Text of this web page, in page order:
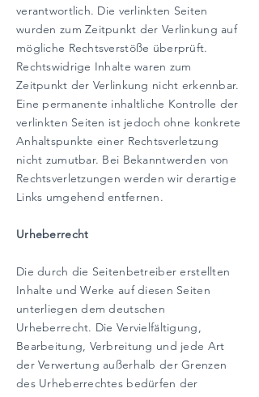
verantwortlich. Die verlinkten Seiten
wurden zum Zeitpunkt der Verlinkung auf
mögliche Rechtsverstöße überprüft.
Rechtswidrige Inhalte waren zum
Zeitpunkt der Verlinkung nicht erkennbar.
Eine permanente inhaltliche Kontrolle der
verlinkten Seiten ist jedoch ohne konkrete
Anhaltspunkte einer Rechtsverletzung
nicht zumutbar. Bei Bekanntwerden von
Rechtsverletzungen werden wir derartige
Links umgehend entfernen.
Urheberrecht
Die durch die Seitenbetreiber erstellten
Inhalte und Werke auf diesen Seiten
unterliegen dem deutschen
Urheberrecht. Die Vervielfältigung,
Bearbeitung, Verbreitung und jede Art
der Verwertung außerhalb der Grenzen
des Urheberrechtes bedürfen der